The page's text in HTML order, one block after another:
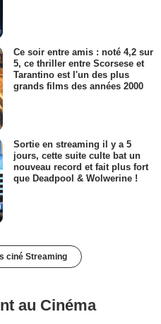
Ce soir entre amis : noté 4,2 sur
5, ce thriller entre Scorsese et
Tarantino est l'un des plus
grands films des années 2000
Sortie en streaming il y a 5
jours, cette suite culte bat un
nouveau record et fait plus fort
que Deadpool & Wolwerine !
ciné Streaming
au Cinéma